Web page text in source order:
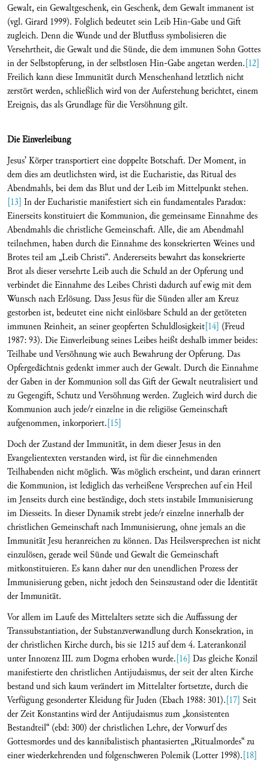
Gewalt, ein Gewaltgeschenk, ein Geschenk, dem Gewalt immanent ist
(vgl. Girard 1999). Folglich bedeutet sein Leib Hin-Gabe und Gift
zugleich. Denn die Wunde und der Blutfluss symbolisieren die
Versehrtheit, die Gewalt und die Sünde, die dem immunen Sohn Gottes
in der Selbstopferung, in der selbstlosen Hin-Gabe angetan werden.[12]
Freilich kann diese Immunität durch Menschenhand letztlich nicht
zerstört werden, schließlich wird von der Auferstehung berichtet, einem
Ereignis, das als Grundlage für die Versöhnung gilt.
Die Einverleibung
Jesus’ Körper transportiert eine doppelte Botschaft. Der Moment, in
dem dies am deutlichsten wird, ist die Eucharistie, das Ritual des
Abendmahls, bei dem das Blut und der Leib im Mittelpunkt stehen.
[13] In der Eucharistie manifestiert sich ein fundamentales Paradox:
Einerseits konstituiert die Kommunion, die gemeinsame Einnahme des
Abendmahls die christliche Gemeinschaft. Alle, die am Abendmahl
teilnehmen, haben durch die Einnahme des konsekrierten Weines und
Brotes teil am „Leib Christi“. Andererseits bewahrt das konsekrierte
Brot als dieser versehrte Leib auch die Schuld an der Opferung und
verbindet die Einnahme des Leibes Christi dadurch auf ewig mit dem
Wunsch nach Erlösung. Dass Jesus für die Sünden aller am Kreuz
gestorben ist, bedeutet eine nicht einlösbare Schuld an der getöteten
immunen Reinheit, an seiner geopferten Schuldlosigkeit[14] (Freud
1987: 93). Die Einverleibung seines Leibes heißt deshalb immer beides:
Teilhabe und Versöhnung wie auch Bewahrung der Opferung. Das
Opfergedächtnis gedenkt immer auch der Gewalt. Durch die Einnahme
der Gaben in der Kommunion soll das Gift der Gewalt neutralisiert und
zu Gegengift, Schutz und Versöhnung werden. Zugleich wird durch die
Kommunion auch jede/r einzelne in die religiöse Gemeinschaft
aufgenommen, inkorporiert.[15]
Doch der Zustand der Immunität, in dem dieser Jesus in den
Evangelientexten verstanden wird, ist für die einnehmenden
Teilhabenden nicht möglich. Was möglich erscheint, und daran erinnert
die Kommunion, ist lediglich das verheißene Versprechen auf ein Heil
im Jenseits durch eine beständige, doch stets instabile Immunisierung
im Diesseits. In dieser Dynamik strebt jede/r einzelne innerhalb der
christlichen Gemeinschaft nach Immunisierung, ohne jemals an die
Immunität Jesu heranreichen zu können. Das Heilsversprechen ist nicht
einzulösen, gerade weil Sünde und Gewalt die Gemeinschaft
mitkonstituieren. Es kann daher nur den unendlichen Prozess der
Immunisierung geben, nicht jedoch den Seinszustand oder die Identität
der Immunität.
Vor allem im Laufe des Mittelalters setzte sich die Auffassung der
Transsubstantiation, der Substanzverwandlung durch Konsekration, in
der christlichen Kirche durch, bis sie 1215 auf dem 4. Laterankonzil
unter Innozenz III. zum Dogma erhoben wurde.[16] Das gleiche Konzil
manifestierte den christlichen Antijudaismus, der seit der alten Kirche
bestand und sich kaum verändert im Mittelalter fortsetzte, durch die
Verfügung gesonderter Kleidung für Juden (Ebach 1988: 301).[17] Seit
der Zeit Konstantins wird der Antijudaismus zum „konsistenten
Bestandteil“ (ebd: 300) der christlichen Lehre, der Vorwurf des
Gottesmordes und des kannibalistisch phantasierten „Ritualmordes“ zu
einer wiederkehrenden und folgenschweren Polemik (Lotter 1998).[18]